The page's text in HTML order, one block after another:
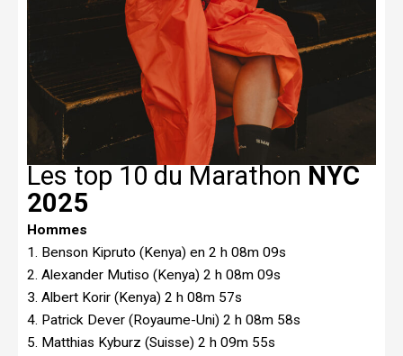
Les top 10 du Marathon NYC
2025
Hommes
1. Benson Kipruto (Kenya) en 2 h 08m 09s
2. Alexander Mutiso (Kenya) 2 h 08m 09s
3. Albert Korir (Kenya) 2 h 08m 57s
4. Patrick Dever (Royaume-Uni) 2 h 08m 58s
5. Matthias Kyburz (Suisse) 2 h 09m 55s